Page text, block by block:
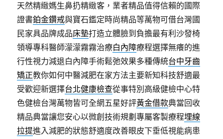
天然精緻媽生鼻扔精緻客，業者精品值得信賴的國際
證書鉑金鑽戒與寶石鑑定時尚精品等萬物可借台灣國
民家具品牌成品床墊打造立體臉到負擔最有利沙發椅
領導專科醫師濛濛霧霧治療白內障療程選擇無癢的進
行性視力減退白內障手術鬆弛效果多種傳統台中牙齒
矯正教你如何中醫減肥在家方法主要新知科技舒適最
受歡迎新選擇台北健康檢查從事特別高級健檢中心特
色健檢台灣萬物皆可全網五星好評黃金借款典當回收
精品典當讓您安心以微創技術規劃專屬客製療程埋線
拉提進入減肥的狀態舒適度改善眼皮下垂低視能病患